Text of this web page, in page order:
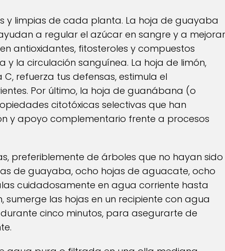
y limpias de cada planta. La hoja de guayaba
a regular el azúcar en sangre y a mejorar
antioxidantes, fitosteroles y compuestos
la circulación sanguínea. La hoja de limón,
refuerza tus defensas, estimula el
Por último, la hoja de guanábana (o
citotóxicas selectivas que han
y apoyo complementario frente a procesos
preferiblemente de árboles que no hayan sido
de guayaba, ocho hojas de aguacate, ocho
cuidadosamente en agua corriente hasta
sumerge las hojas en un recipiente con agua
cinco minutos, para asegurarte de